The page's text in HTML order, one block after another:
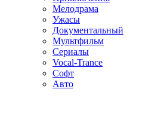
Мелодрама
Ужасы
Документальный
Мультфильм
Сериалы
Vocal-Trance
Софт
Авто